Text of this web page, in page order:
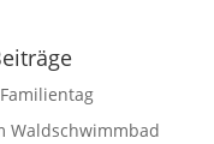
Waldschwimmbad